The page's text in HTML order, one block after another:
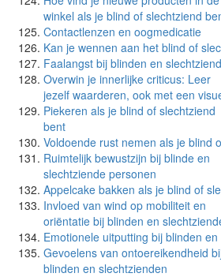
winkel als je blind of slechtziend
Contactlenzen en oogmedicatie
Kan je wennen aan het blind of
Faalangst bij blinden en
Overwin je innerlijke criticus: Leer
jezelf waarderen, ook met een
Piekeren als je blind of slechtziend
bent
Voldoende rust nemen als je blind
Ruimtelijk bewustzijn bij blinde en
slechtziende personen
Appelcake bakken als je blind of
Invloed van wind op mobiliteit en
oriëntatie bij blinden en
Emotionele uitputting bij blinden
Gevoelens van ontoereikendheid
blinden en slechtzienden